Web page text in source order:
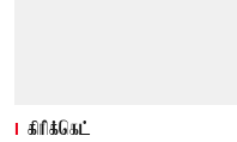
கிரிக்கெட்